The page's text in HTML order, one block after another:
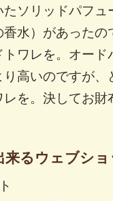
ソリッドパフ
香水）があった
ワレを。オー
高いのですが
を。決してお
来るウェブシ